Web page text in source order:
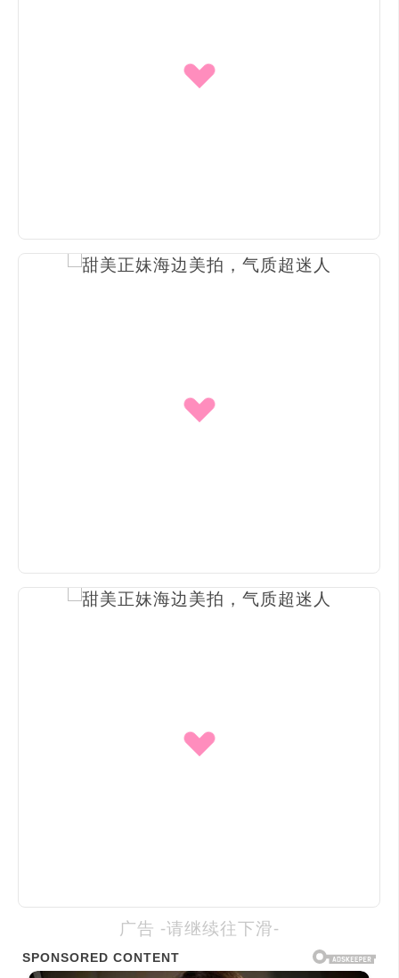
广告 -请继续往下滑-